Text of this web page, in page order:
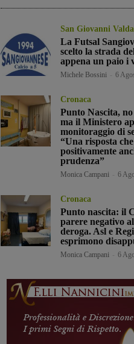
San Giovanni
La Futsal
scelto la strada
appena un paio i
Michele Bossini 6
Cronaca
Punto Nascita,
ma il Ministero
monitoraggio di
“Una risposta
positivamente
prudenza”
Monica Campani 6
Cronaca
Punto nascita: il
parere negativo
deroga. Asl e
esprimono
Monica Campani 6